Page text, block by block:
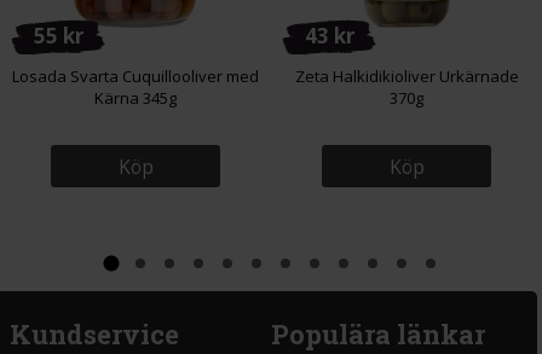
55 kr
Losada Svarta Cuquillooliver med
Kärna 345g
Köp
43 kr
Zeta Halkidikioliver Urkärnade
370g
Köp
Kundservice Populära länkar